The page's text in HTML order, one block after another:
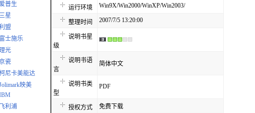
爱普生
星
盟
富士施乐
光
瓷
尼卡美能达
映美
飞利浦
运行环境 Win9X/Win2000/WinXP/Win2003/
整理时间 2007/7/5 13:20:00
说明书星
级
说明书语
言
简体中文
说明书类
型
PDF
授权方式 免费下载